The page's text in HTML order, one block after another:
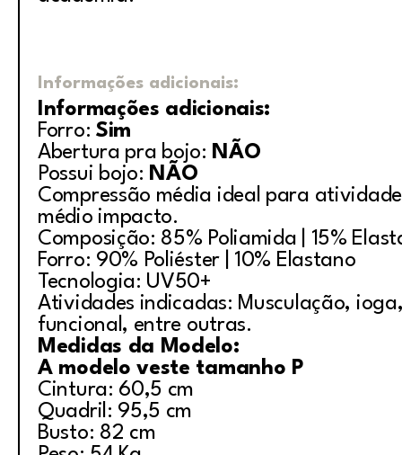
Informações adicionais:
Informações adicionais:
Forro: Sim
Abertura pra bojo: NÃO
Possui bojo: NÃO
Compressão média ideal para
médio impacto.
Composição: 85% Poliamida | 15%
Forro: 90% Poliéster | 10% Elastano
Tecnologia: UV50+
Atividades indicadas: Musculação,
funcional, entre outras.
Medidas da Modelo:
A modelo veste tamanho P
Cintura: 60,5 cm
Quadril: 95,5 cm
Busto: 82 cm